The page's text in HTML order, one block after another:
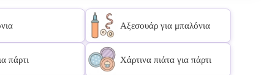
Αξεσουάρ για μπαλόνια
πάρτι Χάρτινα πιάτα για πάρτι